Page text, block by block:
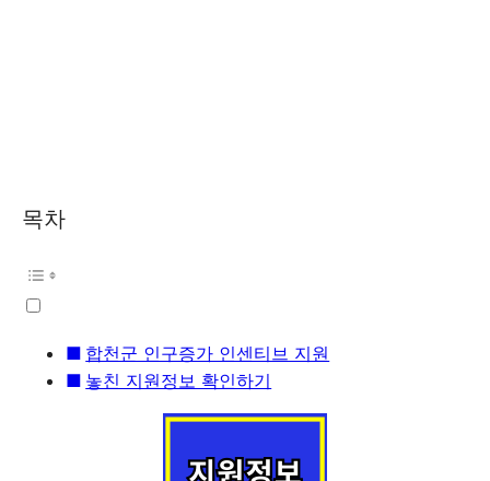
목차
합천군 인구증가 인센티브 지원
놓친 지원정보 확인하기